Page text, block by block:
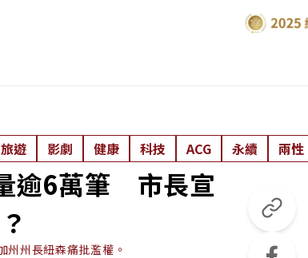
旅遊 影劇 健康 科技 ACG 永續 兩性
逾6萬筆 市長宣
州長紐森痛批濫權。